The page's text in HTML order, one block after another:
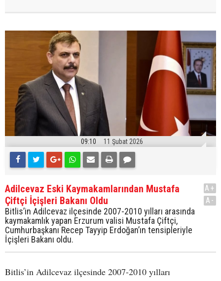
09:10 11 Şubat 2026
Adilcevaz Eski Kaymakamlarından Mustafa
Çiftçi İçişleri Bakanı Oldu
Bitlis’in Adilcevaz ilçesinde 2007-2010 yılları arasında
kaymakamlık yapan Erzurum valisi Mustafa Çiftçi,
Cumhurbaşkanı Recep Tayyip Erdoğan’ın tensipleriyle
İçişleri Bakanı oldu.
A+
A-
Bitlis’in Adilcevaz ilçesinde 2007-2010 yılları